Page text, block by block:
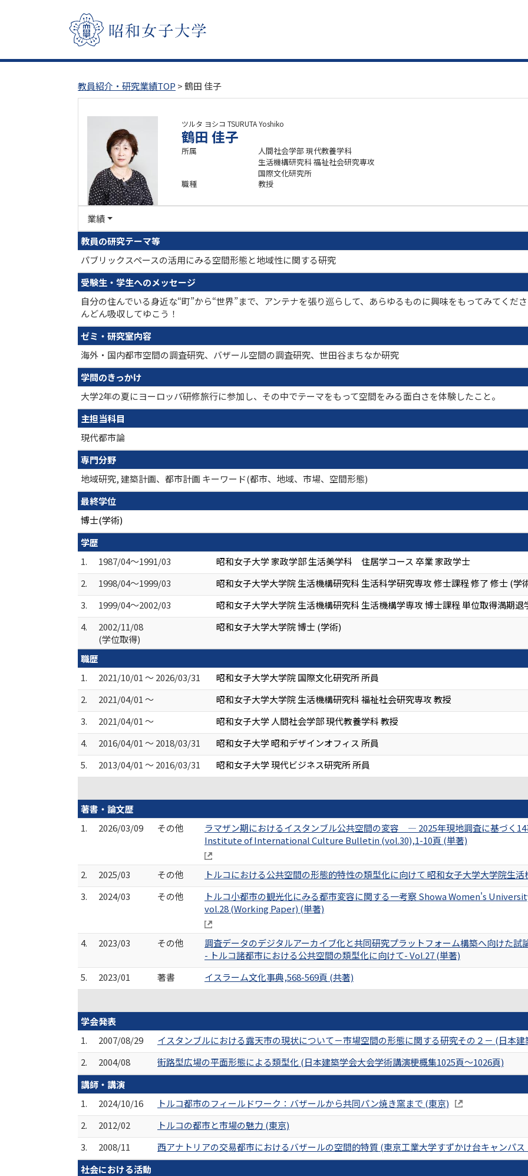
教員紹介・研究業績TOP > 鶴田 佳子
ツルタ ヨシコ TSURUTA Yoshiko
鶴田 佳子
所属
人間社会学部 現代教養学科
生活機構研究科 福祉社会研究専攻
国際文化研究所
職種
教授
業績
教員の研究テーマ等
パブリックスペースの活用にみる空間形態と地域性に関する研究
受験生・学生へのメッセージ
自分の住んでいる身近な“町”から“世界”まで、アンテナを張り巡らして、あらゆるものに興味をもってみてくだ
んどん吸収してゆこう！
ゼミ・研究室内容
海外・国内都市空間の調査研究、バザール空間の調査研究、世田谷まちなか研究
学問のきっかけ
大学2年の夏にヨーロッパ研修旅行に参加し、その中でテーマをもって空間をみる面白さを体験したこと。
主担当科目
現代都市論
専門分野
地域研究, 建築計画、都市計画 キーワード(都市、地域、市場、空間形態)
最終学位
博士(学術)
学歴
1.
1987/04～1991/03
昭和女子大学 家政学部 生活美学科 住居学コース 卒業 家政学士
2.
1998/04～1999/03
昭和女子大学大学院 生活機構研究科 生活科学研究専攻 修士課程 修了 修士 (学
3.
1999/04～2002/03
昭和女子大学大学院 生活機構研究科 生活機構学専攻 博士課程 単位取得満期退
4.
2002/11/08
(学位取得)
昭和女子大学大学院 博士 (学術)
職歴
1.
2021/10/01 ～ 2026/03/31
昭和女子大学大学院 国際文化研究所 所員
2.
2021/04/01 ～
昭和女子大学大学院 生活機構研究科 福祉社会研究専攻 教授
3.
2021/04/01 ～
昭和女子大学 人間社会学部 現代教養学科 教授
4.
2016/04/01 ～ 2018/03/31
昭和女子大学 昭和デザインオフィス 所員
5.
2013/04/01 ～ 2016/03/31
昭和女子大学 現代ビジネス研究所 所員
著書・論文歴
1.
2026/03/09 その他
ラマザン期におけるイスタンブル公共空間の変容 ― 2025年現地調査に基づく
Institute of International Culture Bulletin (vol.30),1-10頁 (単著)
2. 2025/03 その他
トルコにおける公共空間の形態的特性の類型化に向けて 昭和女子大学大学院生
3.
2024/03 その他
トルコ小都市の観光化にみる都市変容に関する一考察 Showa Women's
vol.28 (Working Paper) (単著)
4. 2023/03 その他
調査データのデジタルアーカイブ化と共同研究プラットフォーム構築へ向けた試
- トルコ諸都市における公共空間の類型化に向けて- Vol.27 (単著)
5.
2023/01 著書
イスラーム文化事典,568-569頁 (共著)
学会発表
1.
2007/08/29
イスタンブルにおける露天市の現状について－市場空間の形態に関する研究その２－ (日本
2.
2004/08
街路型広場の平面形態による類型化 (日本建築学会大会学術講演梗概集1025頁～1026頁)
講師・講演
1.
2024/10/16
トルコ都市のフィールドワーク：バザールから共同パン焼き窯まで (東京)
2.
2012/02
トルコの都市と市場の魅力 (東京)
3.
2008/11
西アナトリアの交易都市におけるバザールの空間的特質 (東京工業大学すずかけ台キャンパ
社会における活動